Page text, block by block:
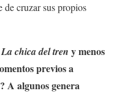
de cruzar sus propios
La chica del tren y menos
previos a
A algunos genera